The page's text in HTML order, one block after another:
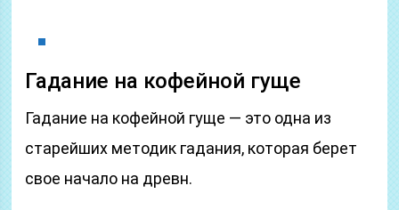
Гадание на кофейной гуще
Гадание на кофейной гуще — это одна из
старейших методик гадания, которая берет
свое начало на древн.